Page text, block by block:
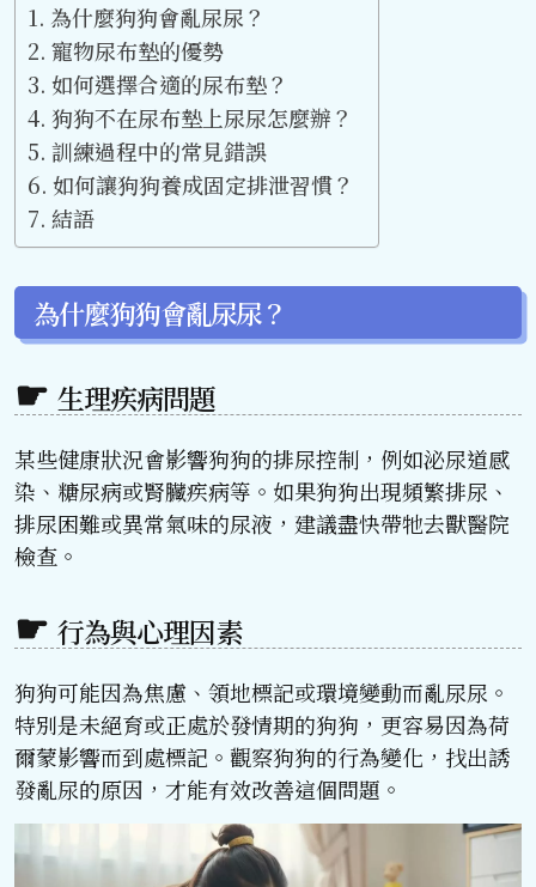
為什麼狗狗會亂尿尿？
寵物尿布墊的優勢
如何選擇合適的尿布墊？
狗狗不在尿布墊上尿尿怎麼辦？
訓練過程中的常見錯誤
如何讓狗狗養成固定排泄習慣？
結語
為什麼狗狗會亂尿尿？
生理疾病問題
某些健康狀況會影響狗狗的排尿控制，例如泌尿道感
染、糖尿病或腎臟疾病等。如果狗狗出現頻繁排尿、
排尿困難或異常氣味的尿液，建議盡快帶牠去獸醫院
檢查。
行為與心理因素
狗狗可能因為焦慮、領地標記或環境變動而亂尿尿。
特別是未絕育或正處於發情期的狗狗，更容易因為荷
爾蒙影響而到處標記。觀察狗狗的行為變化，找出誘
發亂尿的原因，才能有效改善這個問題。